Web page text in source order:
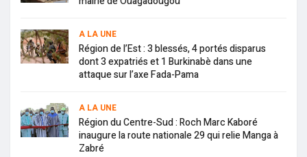
A LA UNE
Région de l’Est : 3 blessés, 4 portés disparus
dont 3 expatriés et 1 Burkinabè dans une
attaque sur l’axe Fada-Pama
A LA UNE
Région du Centre-Sud : Roch Marc Kaboré
inaugure la route nationale 29 qui relie Manga à
Zabré